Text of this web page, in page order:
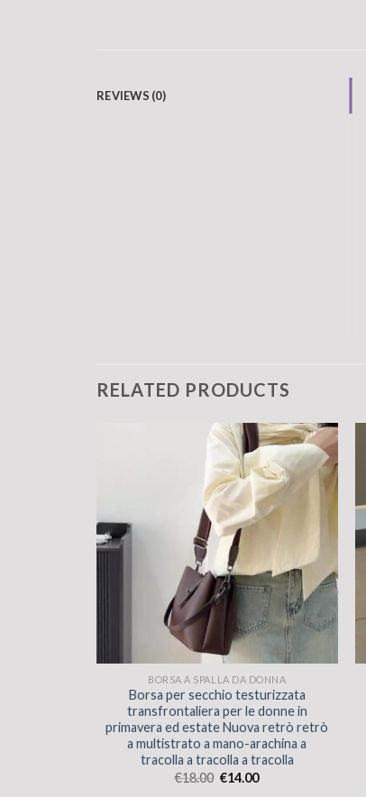
REVIEWS (0)
RELATED PRODUCTS
BORSA A SPALLA DA DONNA
Borsa per secchio testurizzata
transfrontaliera per le donne in
primavera ed estate Nuova retrò retrò
a multistrato a mano-arachina a
tracolla a tracolla a tracolla
€18.00 €14.00